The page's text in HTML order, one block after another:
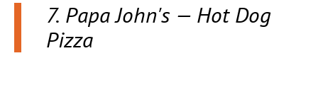
7. Papa John's — Hot Dog
Pizza